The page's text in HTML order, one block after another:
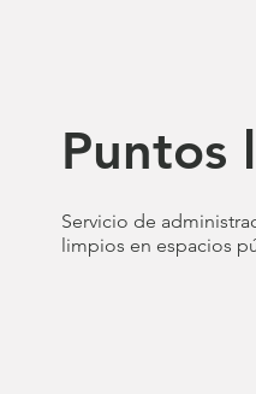
Puntos
Servicio de
limpios en espacios